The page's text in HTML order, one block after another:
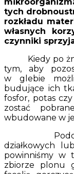
tych
rozkładu
własnych
czynniki
Kiedy po
tym, aby
w glebie
budujące ich
fosfor, potas
zostać
wbudowane w
Podobnie
działkowych
powinniśmy w
zbiorze plonu